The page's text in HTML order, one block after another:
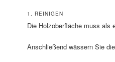
1. REINIGEN
Die Holzoberfläche muss als
Anschließend wässern Sie